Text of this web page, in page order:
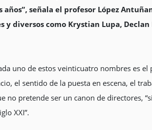
señala el profesor López
diversos como Krystian Lupa,
uno de estos veinticuatro nombres es
el sentido de la puesta en escena, el
no pretende ser un canon de directores,
XXI”.